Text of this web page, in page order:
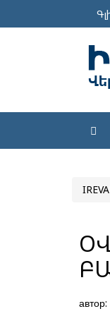
автор: